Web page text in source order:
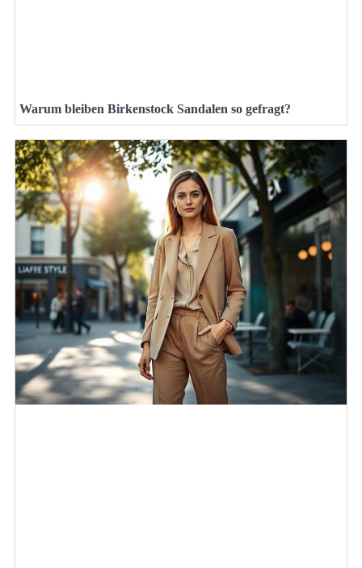
Warum bleiben Birkenstock Sandalen so gefragt?